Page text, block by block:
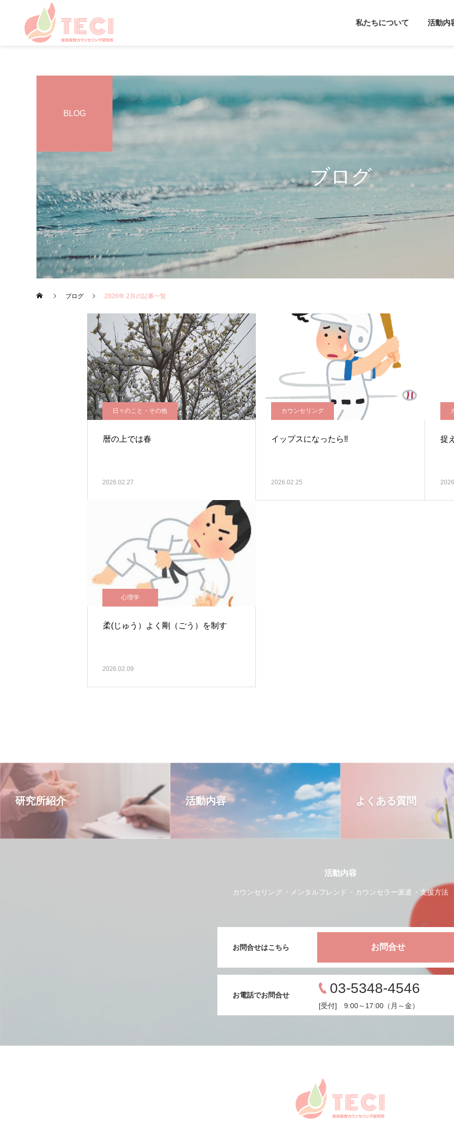
私たちについて 活動内
カウンセリング カウンセラー派
雨の日の心のケア
ブログ
BLOG
ブログ 2026年 2月の記事一覧
日々のこと・その他
暦の上では春
2026.02.27
カウンセリング
イップスになったら‼️
2026.02.25
捉
心理学
柔(じゅう）よく剛（ごう）を制す
2026.02.09
研究所紹介 活動内容 よくある質問
活動内容
カウンセリング メンタルフレンド カウンセラー派遣 支援方法
お問合せはこちら お問合せ
お電話でお問合せ 03-5348-4546
[受付] 9:00～17:00（月～金）